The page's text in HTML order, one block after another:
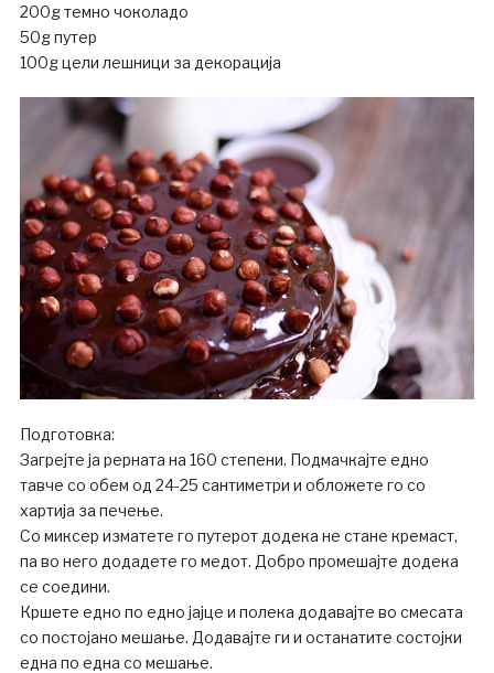
200g темно чоколадо
50g путер
100g цели лешници за декорација
Подготовка:
Загрејте ја рерната на 160 степени. Подмачкајте едно
тавче со обем од 24-25 сантиметри и обложете го со
хартија за печење.
Со миксер изматете го путерот додека не стане кремаст,
па во него додадете го медот. Добро промешајте додека
се соедини.
Кршете едно по едно јајце и полека додавајте во смесата
со постојано мешање. Додавајте ги и останатите состојки
една по една со мешање.